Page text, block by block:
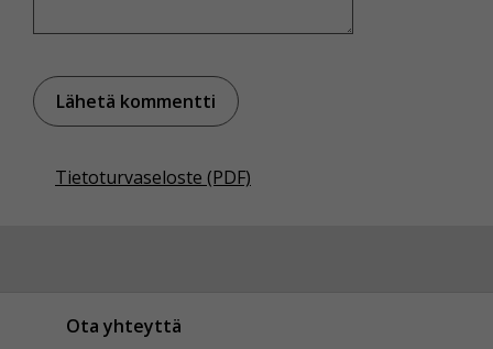
Tietoturvaseloste (PDF)
Ota yhteyttä